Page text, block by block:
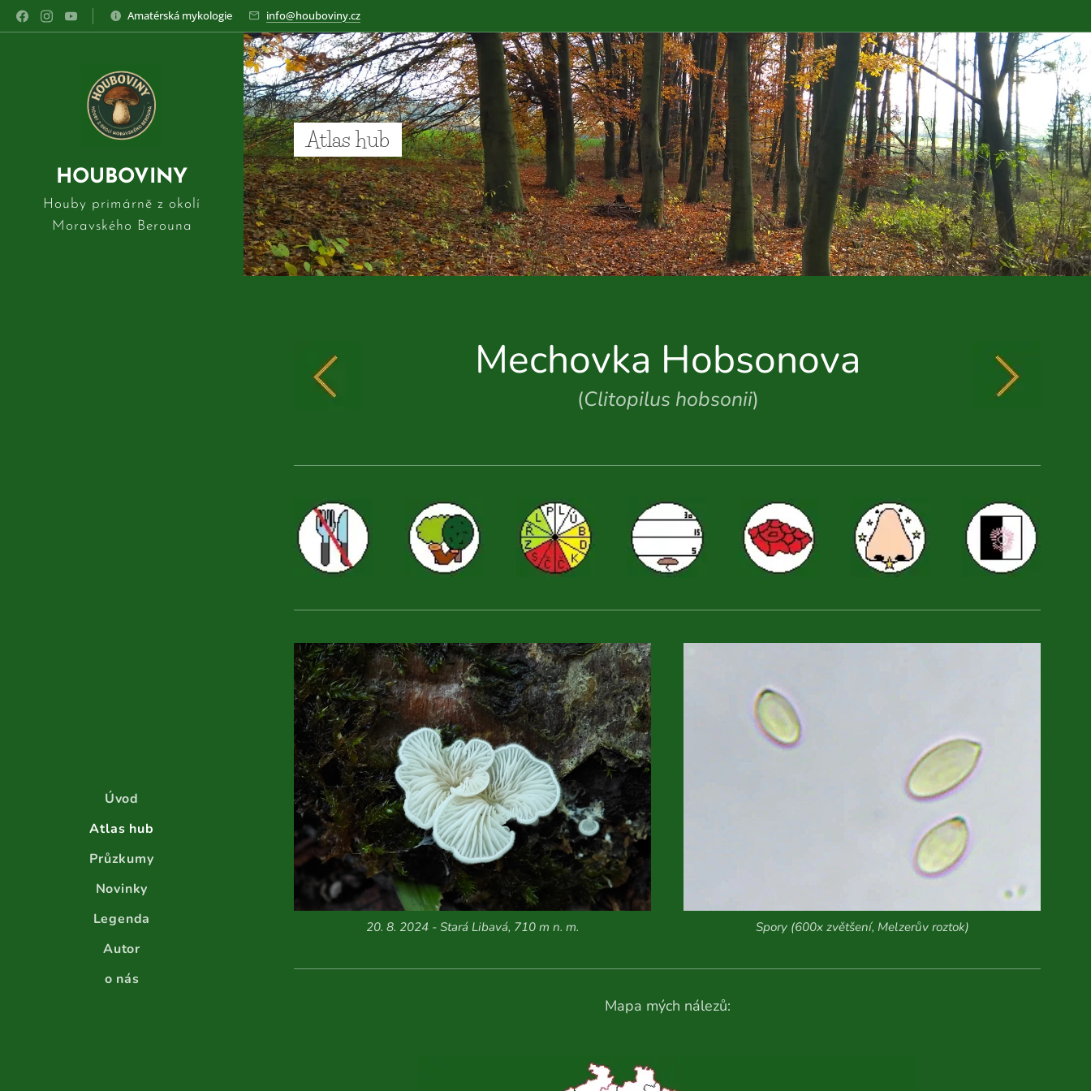
Amatérská mykologie info@houboviny.cz
HOUBOVINY
Houby primárně z okolí
Moravského Berouna
Úvod
Atlas hub
Průzkumy
Novinky
Legenda
Autor
o nás
Atlas hub
Mechovka Hobsonova
(Clitopilus hobsonii)
20. 8. 2024 - Stará Libavá, 710 m n. m. Spory (600x zvětšení, Melzerův roztok)
Mapa mých nálezů: